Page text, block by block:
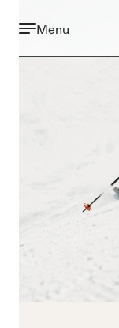
Menu